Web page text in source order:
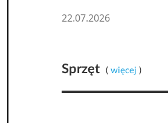
22.07.2026
Sprzęt ( więcej )